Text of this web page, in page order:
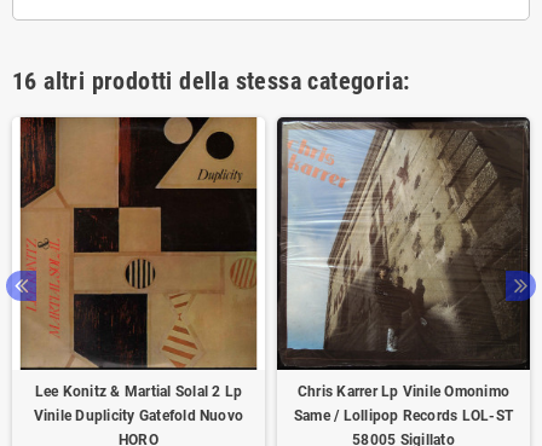
16 altri prodotti della stessa categoria:
Lee Konitz & Martial Solal ‎2 Lp
Vinile Duplicity Gatefold Nuovo
HORO
Chris Karrer Lp Vinile Omonimo
Same / Lollipop Records ‎LOL-ST
58005 Sigillato